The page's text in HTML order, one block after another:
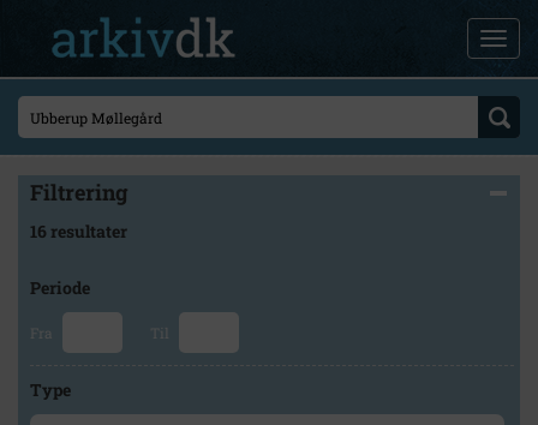
Filtrering
16 resultater
Periode
Fra Til
Type